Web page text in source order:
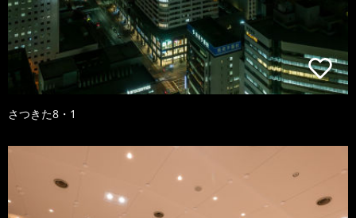
さつきた8・1